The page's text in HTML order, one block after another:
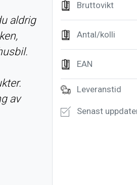
aldrig
av
Bruttovikt
Antal/kolli
EAN
Leveranstid
Senast